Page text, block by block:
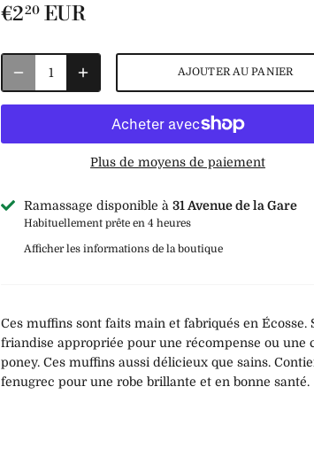
€220 EUR
AJOUTER AU PANIER
Plus de moyens de paiement
Ramassage disponible à 31 Avenue de la Gare
Habituellement prête en 4 heures
Afficher les informations de la boutique
Ces muffins sont faits main et fabriqués en Écosse.
friandise appropriée pour une récompense ou une
poney. Ces muffins aussi délicieux que sains.
fenugrec pour une robe brillante et en bonne santé.